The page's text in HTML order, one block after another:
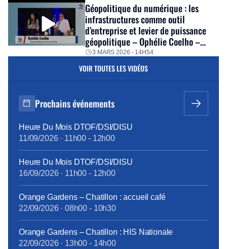
Géopolitique du numérique : les
infrastructures comme outil
d’entreprise et levier de puissance
géopolitique – Ophélie Coelho –
Séminaire hiver 2026
3 MARS 2026 - 14H54
VOIR TOUTES LES VIDÉOS
Prochains événements
Heure Du Mois DTOF/DSI/DISU
11/09/2026· 11h00 - 12h00
Heure Du Mois DTOF/DSI/DISU
16/09/2026· 11h00 - 12h00
Orange Gardens – Chatillon : accueil café
22/09/2026· 08h00 - 10h30
Orange Gardens – Chatillon : HIS Nationale
22/09/2026· 13h00 - 14h00